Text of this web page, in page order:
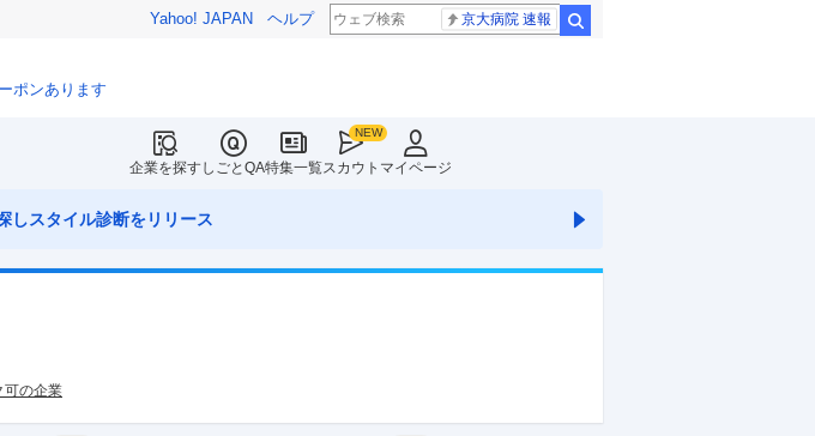
Yahoo! JAPAN ヘルプ 京大病院 速報
ポンあります
企業を探すしごとQA特集一覧スカウト マイページ
しスタイル診断をリリース
可の企業